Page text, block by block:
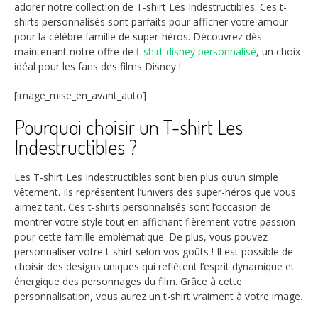
adorer notre collection de T-shirt Les Indestructibles. Ces t-
shirts personnalisés sont parfaits pour afficher votre amour
pour la célèbre famille de super-héros. Découvrez dès
maintenant notre offre det-shirt disney personnalisé, un choix
idéal pour les fans des films Disney !
[image_mise_en_avant_auto]
Pourquoi choisir un T-shirt Les
Indestructibles ?
Les T-shirt Les Indestructibles sont bien plus qu’un simple
vêtement. Ils représentent l’univers des super-héros que vous
aimez tant. Ces t-shirts personnalisés sont l’occasion de
montrer votre style tout en affichant fièrement votre passion
pour cette famille emblématique. De plus, vous pouvez
personnaliser votre t-shirt selon vos goûts ! Il est possible de
choisir des designs uniques qui reflètent l’esprit dynamique et
énergique des personnages du film. Grâce à cette
personnalisation, vous aurez un t-shirt vraiment à votre image.